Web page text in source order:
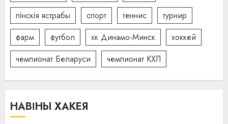
пінскія ястрабы
спорт теннис
турнир
фарм
футбол хк Динамо-Минск
хоккей
чемпионат Беларуси
чемпионат КХЛ
НАВІНЫ ХАКЕЯ